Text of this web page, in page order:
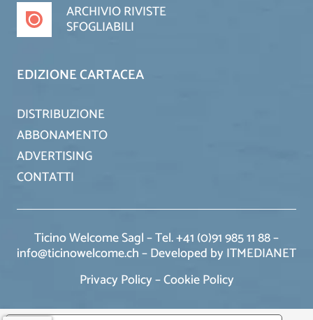
ARCHIVIO RIVISTE
SFOGLIABILI
EDIZIONE CARTACEA
DISTRIBUZIONE
ABBONAMENTO
ADVERTISING
CONTATTI
Ticino Welcome Sagl – Tel. +41 (0)91 985 11 88 –
info@ticinowelcome.ch –Developed by ITMEDIANET
Privacy Policy–Cookie Policy